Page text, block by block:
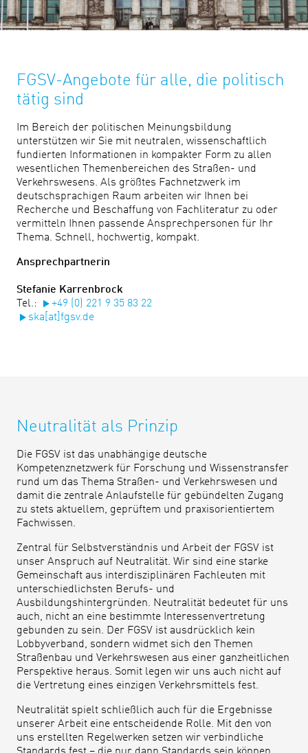
FGSV-Angebote für alle, die politisch
tätig sind
Im Bereich der politischen Meinungsbildung
unterstützen wir Sie mit neutralen, wissenschaftlich
fundierten Informationen in kompakter Form zu allen
wesentlichen Themenbereichen des Straßen- und
Verkehrswesens. Als größtes Fachnetzwerk im
deutschsprachigen Raum arbeiten wir Ihnen bei
Recherche und Beschaffung von Fachliteratur zu oder
vermitteln Ihnen passende Ansprechpersonen für Ihr
Thema. Schnell, hochwertig, kompakt.
Ansprechpartnerin
Stefanie Karrenbrock
Tel.:
+49 (0) 221 9 35 83 22
ska[at]fgsv.de
Neutralität als Prinzip
Die FGSV ist das unabhängige deutsche
Kompetenznetzwerk für Forschung und Wissenstransfer
rund um das Thema Straßen- und Verkehrswesen und
damit die zentrale Anlaufstelle für gebündelten Zugang
zu stets aktuellem, geprüftem und praxisorientiertem
Fachwissen.
Zentral für Selbstverständnis und Arbeit der FGSV ist
unser Anspruch auf Neutralität. Wir sind eine starke
Gemeinschaft aus interdisziplinären Fachleuten mit
unterschiedlichsten Berufs- und
Ausbildungshintergründen. Neutralität bedeutet für uns
auch, nicht an eine bestimmte Interessenvertretung
gebunden zu sein. Der FGSV ist ausdrücklich kein
Lobbyverband, sondern widmet sich den Themen
Straßenbau und Verkehrswesen aus einer ganzheitlichen
Perspektive heraus. Somit legen wir uns auch nicht auf
die Vertretung eines einzigen Verkehrsmittels fest.
Neutralität spielt schließlich auch für die Ergebnisse
unserer Arbeit eine entscheidende Rolle. Mit den von
uns erstellten Regelwerken setzen wir verbindliche